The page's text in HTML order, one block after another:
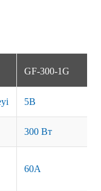
GF-300-1G
5В
300 Вт
60A